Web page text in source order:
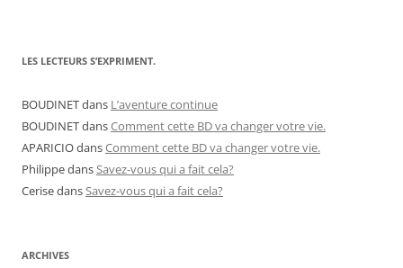
LES LECTEURS S’EXPRIMENT.
BOUDINETdans L’aventure continue
BOUDINETdansComment cette BD va changer votre vie.
APARICIOdansComment cette BD va changer votre vie.
PhilippedansSavez-vous qui a fait cela?
CerisedansSavez-vous qui a fait cela?
ARCHIVES